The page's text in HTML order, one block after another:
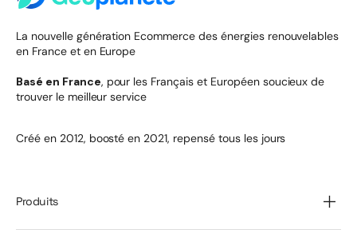
La nouvelle génération Ecommerce des énergies renouvelables
en France et en Europe
Basé en France, pour les Français et Européen soucieux de
trouver le meilleur service
Créé en 2012, boosté en 2021, repensé tous les jours
Produits